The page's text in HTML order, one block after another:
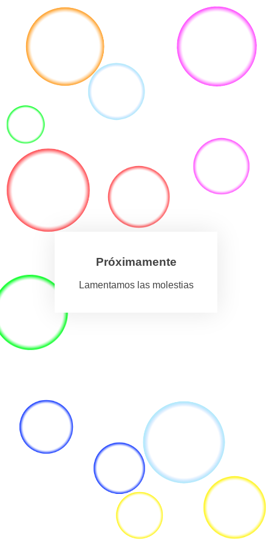
Próximamente
Lamentamos las molestias